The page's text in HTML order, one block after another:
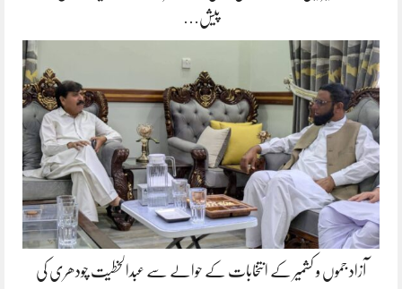
پیش…
آزاد جموں و کشمیر کے انتخابات کے حوالے سے عبدالخطیت چودھری کی